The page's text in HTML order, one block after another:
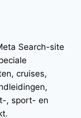
Search-site
cruises,
, sport- en